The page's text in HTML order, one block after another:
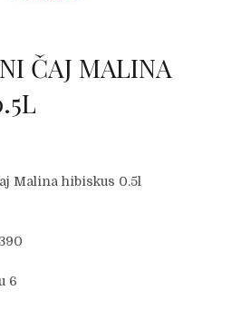
ČAJ MALINA
Malina hibiskus 0.5l
6